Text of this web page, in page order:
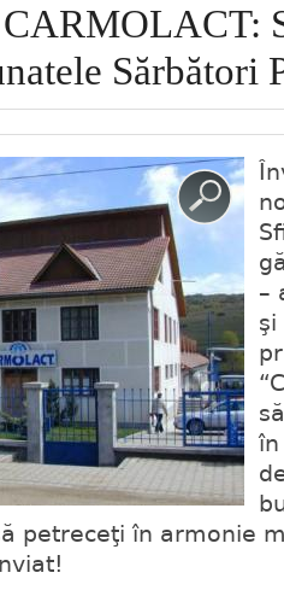
Sărbători
–
şi
în
petreceţi în armonie